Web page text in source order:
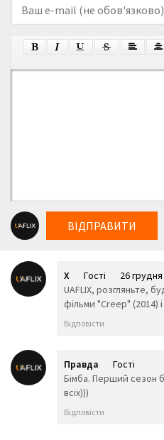
ВІДПРАВИТИ
X Гості 26
UAFLIX, розгляньте,
фільми "Creep" (2014)
Відповісти
Правда
Гості
20 листопада 2025
Бімба. Перший сезон
всіх)))
Відповісти